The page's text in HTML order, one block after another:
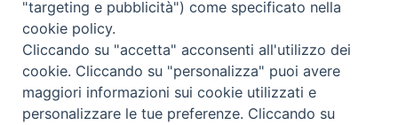
"targeting e pubblicità") come specificato nella
cookie policy.
Cliccando su "accetta" acconsenti all'utilizzo dei
cookie. Cliccando su "personalizza" puoi avere
maggiori informazioni sui cookie utilizzati e
personalizzare le tue preferenze. Cliccando su